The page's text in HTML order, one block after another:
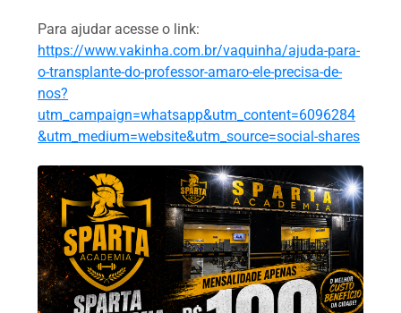
Para ajudar acesse o link:
https://www.vakinha.com.br/vaquinha/ajuda-para-
o-transplante-do-professor-amaro-ele-precisa-de-
nos?
utm_campaign=whatsapp&utm_content=6096284
&utm_medium=website&utm_source=social-shares